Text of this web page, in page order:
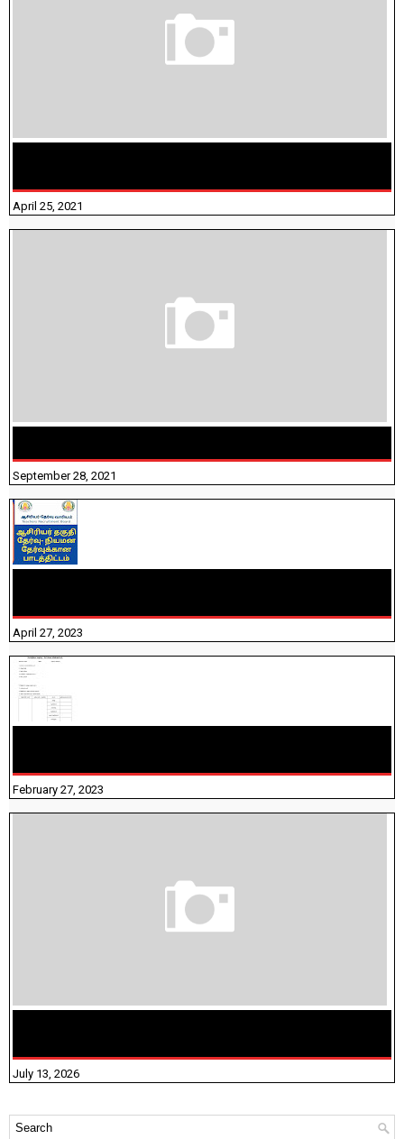
April 25, 2021
September 28, 2021
April 27, 2023
February 27, 2023
July 13, 2026